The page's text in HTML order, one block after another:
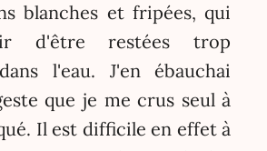
blanches et fripées, qui
d'être restées trop
l'eau. J'en ébauchai
que je me crus seul à
Il est difficile en effet à